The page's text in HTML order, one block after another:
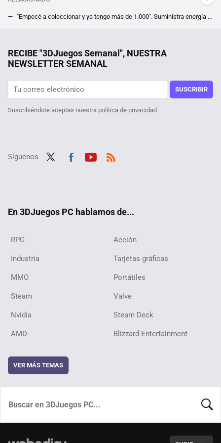
"Empecé a coleccionar y ya tengo más de 1.000". Suministra energía a su casa desde 2016 gracias a baterías de ordenadores portátiles
RECIBE "3DJuegos Semanal", NUESTRA
NEWSLETTER SEMANAL
SUSCRIBIR
Suscribiéndote aceptas nuestra política de privacidad
Síguenos
En 3DJuegos PC hablamos de...
RPG Acción
Industria Tarjetas gráficas
MMO Portátiles
Steam Valve
Nvidia Steam Deck
AMD Blizzard Entertainment
VER MÁS TEMAS